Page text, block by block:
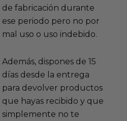
de fabricación durante
ese periodo pero no por
mal uso o uso indebido.
Además, dispones de 15
días desde la entrega
para devolver productos
que hayas recibido y que
simplemente no te